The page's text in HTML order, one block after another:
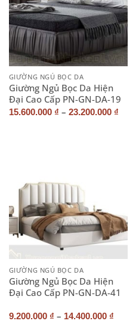
GIƯỜNG NGỦ BỌC DA
Giường Ngủ Bọc Da Hiện
Đại Cao Cấp PN-GN-DA-19
15.600.000 ₫ – 23.200.000 ₫
GIƯỜNG NGỦ BỌC DA
Giường Ngủ Bọc Da Hiện
Đại Cao Cấp PN-GN-DA-41
9.200.000 ₫ – 14.400.000 ₫